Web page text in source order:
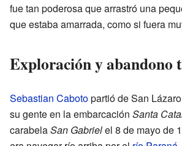
fue tan poderosa que arrastró una
que estaba amarrada, como si fuera
Exploración y abandono
Sebastian Cabotopartió de San
su gente en la embarcación Santa
carabelaSan Gabrielel 8 de mayo de